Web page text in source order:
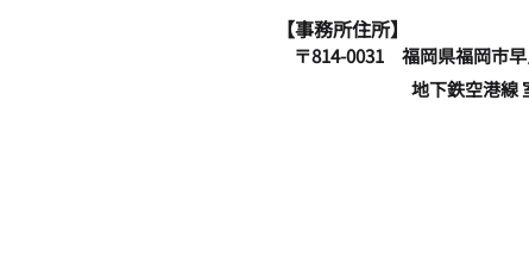
地下鉄空港線
【事務所住所】
〒814-0031 福岡県福岡